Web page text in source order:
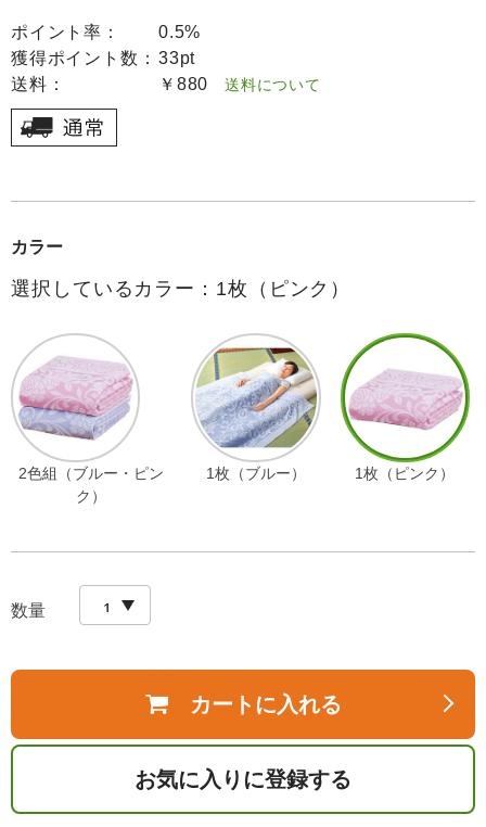
ポイント率：
0.5%
獲得ポイント数： 33pt
送料：
￥880 送料について
カラー
選択しているカラー：1枚（ピンク）
2色組（ブルー・ピン
ク）
1枚（ブルー） 1枚（ピンク）
数量
カートに入れる
お気に入りに登録する